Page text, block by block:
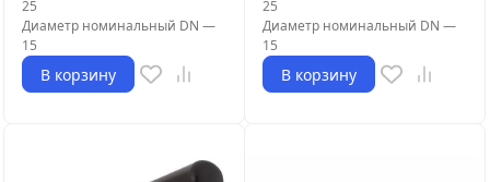
25
Диаметр номинальный DN —
15
В корзину
25
Диаметр номинальный DN —
15
В корзину